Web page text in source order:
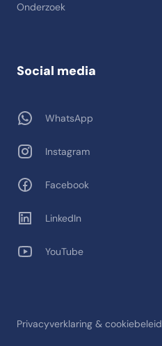
Onderzoek
Privacyverklaring & cookiebeleid
Social media
WhatsApp
Instagram
Facebook
LinkedIn
YouTube